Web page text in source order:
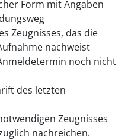
Form mit Angaben
Zeugnisses, das die
nachweist
noch nicht
des letzten
Zeugnisses
nachreichen.